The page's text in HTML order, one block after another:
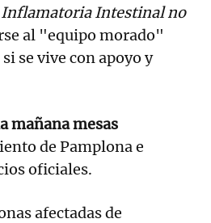
Inflamatoria Intestinal no
al "equipo morado"
se vive con apoyo y
mañana mesas
de Pamplona e
oficiales.
afectadas de